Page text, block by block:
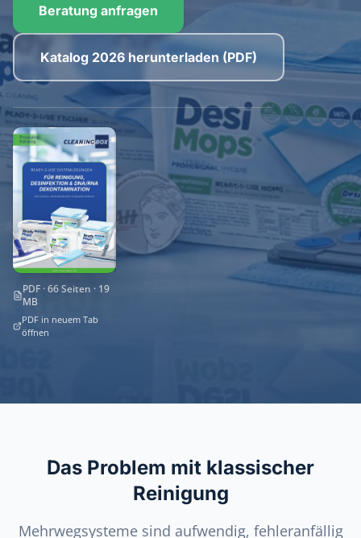
Beratung anfragen
Katalog 2026 herunterladen (PDF)
PDF · 66 Seiten · 19
MB
PDF in neuem Tab
öffnen
Das Problem mit klassischer
Reinigung
Mehrwegsysteme sind aufwendig, fehleranfällig